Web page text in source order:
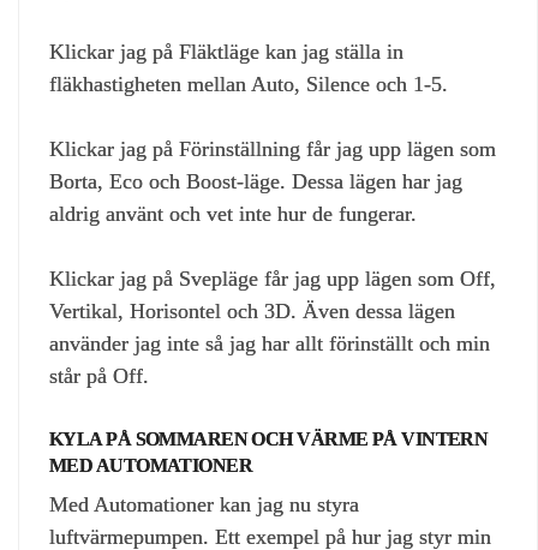
Klickar jag på Fläktläge kan jag ställa in
fläkhastigheten mellan Auto, Silence och 1-5.
Klickar jag på Förinställning får jag upp lägen som
Borta, Eco och Boost-läge. Dessa lägen har jag
aldrig använt och vet inte hur de fungerar.
Klickar jag på Svepläge får jag upp lägen som Off,
Vertikal, Horisontel och 3D. Även dessa lägen
använder jag inte så jag har allt förinställt och min
står på Off.
KYLA PÅ SOMMAREN OCH VÄRME PÅ VINTERN
MED AUTOMATIONER
Med Automationer kan jag nu styra
luftvärmepumpen. Ett exempel på hur jag styr min